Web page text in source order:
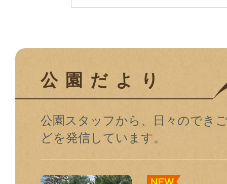
公園だより
公園スタッフから、日々のでき
どを発信しています。